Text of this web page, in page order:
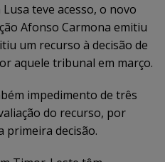
teve acesso, o novo
Afonso Carmona emitiu
um recurso à decisão de
aquele tribunal em março.
impedimento de três
do recurso, por
primeira decisão.